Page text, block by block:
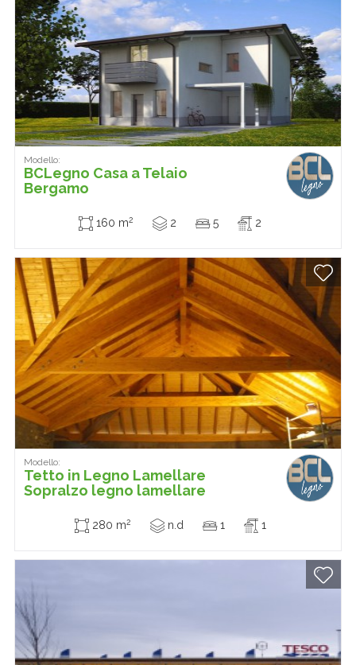
Modello:
BCLegno Casa a Telaio
Bergamo
160 m2 2 5 2
Modello:
Tetto in Legno Lamellare
Sopralzo legno lamellare
280 m2 n.d 1 1